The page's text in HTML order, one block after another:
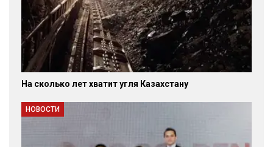
На сколько лет хватит угля Казахстану
НОВОСТИ